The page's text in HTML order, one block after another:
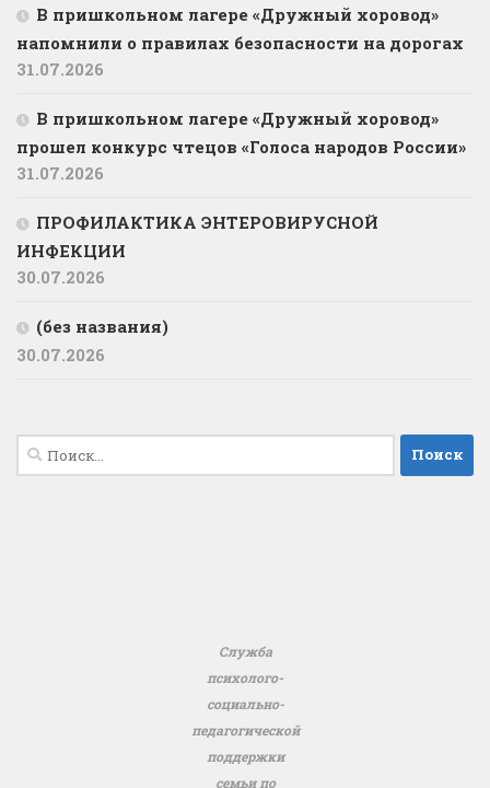
В пришкольном лагере «Дружный хоровод»
напомнили о правилах безопасности на дорогах
31.07.2026
В пришкольном лагере «Дружный хоровод»
прошел конкурс чтецов «Голоса народов России»
31.07.2026
ПРОФИЛАКТИКА ЭНТЕРОВИРУСНОЙ
ИНФЕКЦИИ
30.07.2026
(без названия)
30.07.2026
Найти:
Служба
психолого-
социально-
педагогической
поддержки
семьи по